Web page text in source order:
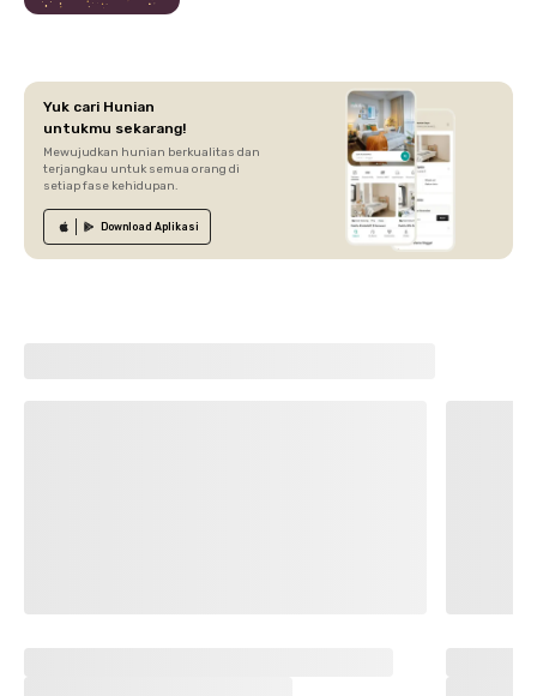
Yuk cari Hunian
untukmu sekarang!
Mewujudkan hunian berkualitas dan
terjangkau untuk semua orang di
setiap fase kehidupan.
Download Aplikasi